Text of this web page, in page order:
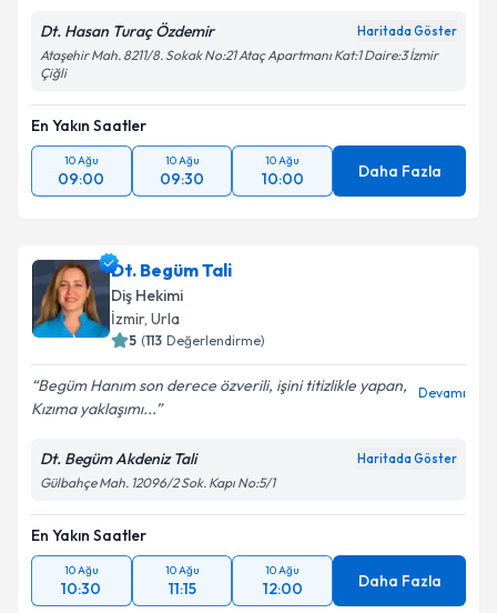
Dt. Hasan Turaç Özdemir Haritada Göster
Ataşehir Mah. 8211/8. Sokak No:21 Ataç Apartmanı Kat:1 Daire:3 İzmir
Çiğli
En Yakın Saatler
10 Ağu
09:00
10 Ağu
09:30
10 Ağu
10:00 Daha Fazla
Dt. Begüm Tali
Diş Hekimi
İzmir, Urla
5 (113 Değerlendirme)
Begüm Hanım son derece özverili, işini titizlikle yapan,
Kızıma yaklaşımı...
Devamı
Dt. Begüm Akdeniz Tali Haritada Göster
Gülbahçe Mah. 12096/2 Sok. Kapı No:5/1
En Yakın Saatler
10 Ağu
10:30
10 Ağu
11:15
10 Ağu
12:00 Daha Fazla